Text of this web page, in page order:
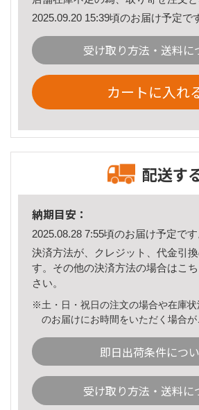
2025.09.20 15:39頃のお届け予定で
受け取り方法・送料に
カートに入れ
配送す
納期目安：
2025.08.28 7:55頃のお届け予定です
決済方法が、クレジット、代金引
す。その他の決済方法の場合はこ
さい。
※土・日・祝日の注文の場合や在庫状
のお届けにお時間をいただく場合が
即日出荷条件につ
受け取り方法・送料に